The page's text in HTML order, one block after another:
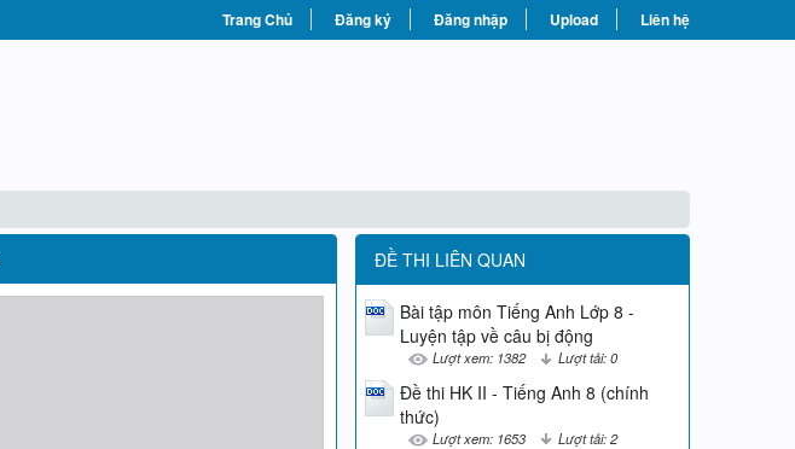
Trang Chủ Đăng ký Đăng nhập Upload Liên hệ
ĐỀ THI LIÊN QUAN
Bài tập môn Tiếng Anh Lớp 8 -
Luyện tập về câu bị động
Lượt xem: 1382 Lượt tải: 0
Đề thi HK II - Tiếng Anh 8 (chính
thức)
Lượt xem: 1653 Lượt tải: 2